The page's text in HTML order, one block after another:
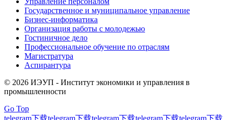
Государственное и муниципальное управление
Бизнес-информатика
Организация работы с молодежью
Гостиничное дело
Профессиональное обучение по отраслям
Магистратура
Аспирантура
© 2026 ИЭУП - Институт экономики и управления в
промышленности
Go Top
telegram下载telegram下载telegram下载telegram下载telegram下载